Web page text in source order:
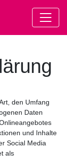
den Umfang
Daten
und Inhalte
Social Media
als